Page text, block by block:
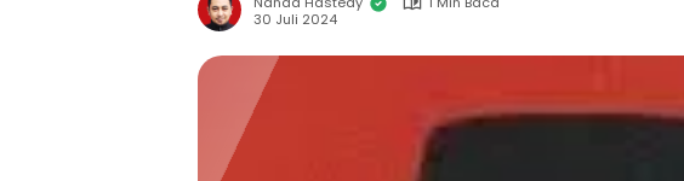
30 Juli 2024